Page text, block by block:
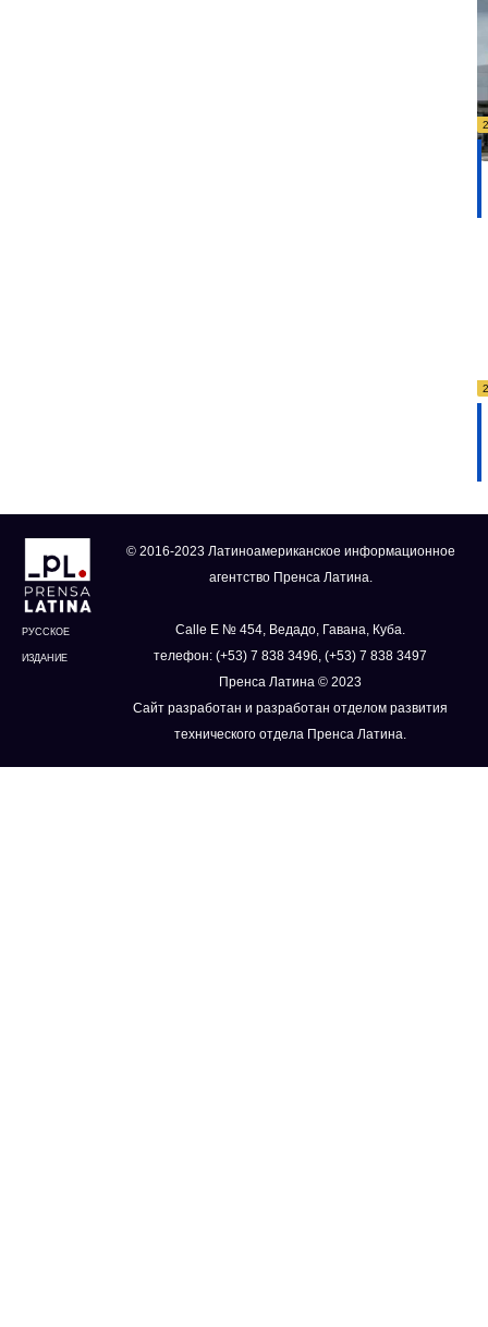
РУССКОЕ
ИЗДАНИЕ
© 2016-2023 Латиноамериканское информационное
агентство Пренса Латина.
Calle E № 454, Ведадо, Гавана, Куба.
телефон: (+53) 7 838 3496, (+53) 7 838 3497
Пренса Латина © 2023
Сайт разработан и разработан отделом развития
технического отдела Пренса Латина.